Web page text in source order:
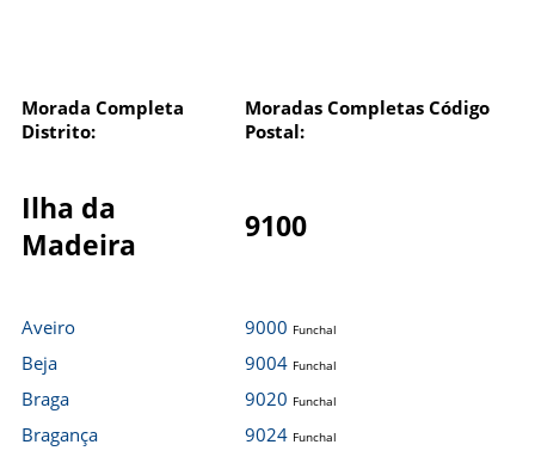
Morada Completa
Distrito:
Moradas Completas Código
Postal:
Ilha da
Madeira
9100
Aveiro
Beja
Braga
Bragança
9000 Funchal
9004 Funchal
9020 Funchal
9024 Funchal